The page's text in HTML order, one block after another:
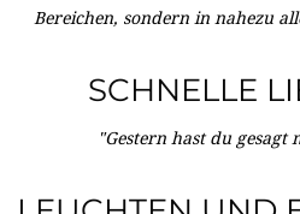
Bereichen, sondern in nahezu
SCHNELLE
"Gestern hast du gesagt